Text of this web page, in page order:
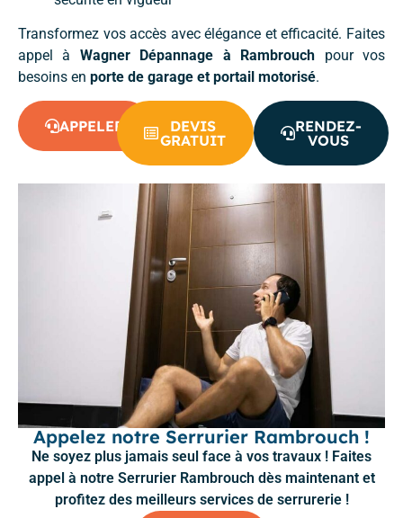
Transformez vos accès avec élégance et efficacité. Faites
appel à Wagner Dépannage à Rambrouch pour vos
besoins en porte de garage et portail motorisé.
APPELER
DEVIS
GRATUIT
RENDEZ-
VOUS
Appelez notre Serrurier Rambrouch !
Ne soyez plus jamais seul face à vos travaux ! Faites
appel à notre Serrurier Rambrouch dès maintenant et
profitez des meilleurs services de serrurerie !